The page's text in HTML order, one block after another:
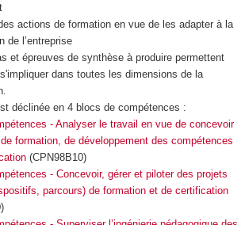
actions de formation en vue de les adapter à la
de l’entreprise
et épreuves de synthèse à produire permettent
dans toutes les dimensions de la
déclinée en 4 blocs de compétences :
- Analyser le travail en vue de concevoir
formation, de développement des compétences
(CPN98B10)
- Concevoir, gérer et piloter des projets
parcours) de formation et de certification